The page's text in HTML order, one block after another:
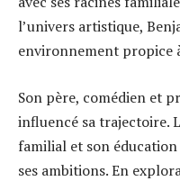
l’univers artistique,
environnement propice
Son père, comédien et
influencé sa trajectoire.
familial et son
ses ambitions. En